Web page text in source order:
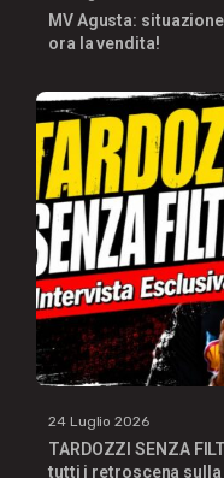
MV Agusta:
ora la vendita!
24 Luglio 2026
TARDOZZI SENZA
tutti i retroscena sulla